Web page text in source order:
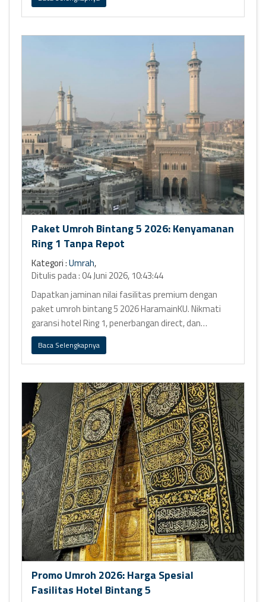
Paket Umroh Bintang 5 2026: Kenyamanan
Ring 1 Tanpa Repot
Kategori :Umrah,
Ditulis pada : 04 Juni 2026, 10:43:44
Dapatkan jaminan nilai fasilitas premium dengan
paket umroh bintang 5 2026 HaramainKU. Nikmati
garansi hotel Ring 1, penerbangan direct, dan
operasional logistik bebas repot.
Baca Selengkapnya
Promo Umroh 2026: Harga Spesial
Fasilitas Hotel Bintang 5